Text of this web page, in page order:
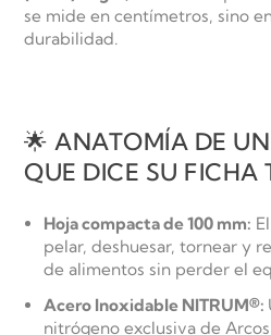
se mide en centímetros, sino
durabilidad.
🌟 ANATOMÍA DE
QUE DICE SU FICHA
Hoja compacta de 100 mm:
pelar, deshuesar, tornear y
de alimentos sin perder el
Acero Inoxidable NITRUM®:
nitrógeno exclusiva de